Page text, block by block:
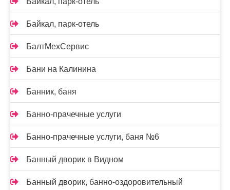
Байкал, парк-отель
БалтМехСервис
Бани на Калинина
Банник, баня
Банно-прачечные услуги
Банно-прачечные услуги, баня №6
Банный дворик в Видном
Банный дворик, банно-оздоровительный